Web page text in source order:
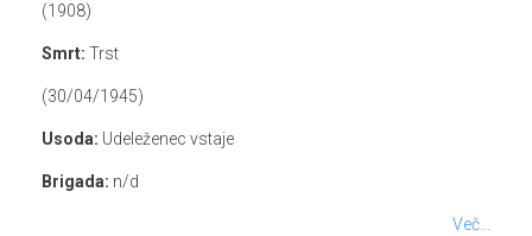
(1908)
Smrt: Trst
(30/04/1945)
Usoda: Udeleženec vstaje
Brigada: n/d
Več...